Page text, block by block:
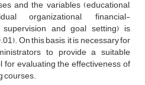
and the variables (educational,
organizational, financial-
supervision and goal setting) is
On this basis, it is necessary for
to provide a suitable
evaluating the effectiveness of
courses.